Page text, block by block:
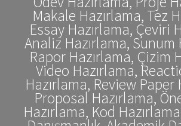
Makale Hazırlama, Tez
Essay Hazırlama, Çeviri
Analiz Hazırlama, Sunum
Rapor Hazırlama, Çizim
Video Hazırlama,
Hazırlama, Review Paper
Proposal Hazırlama,
Hazırlama, Kod